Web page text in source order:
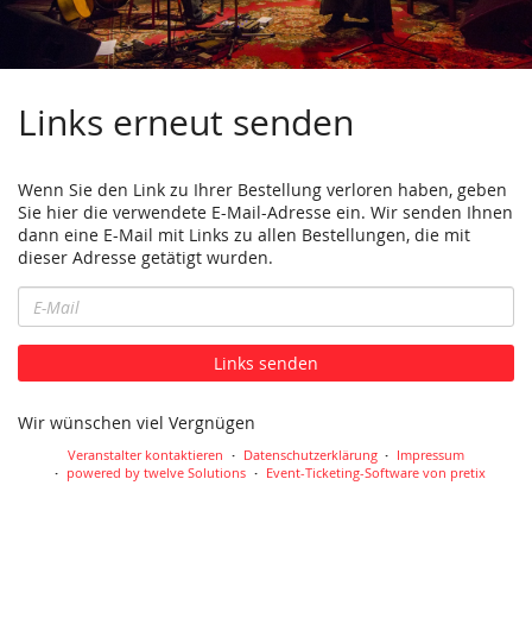
Links erneut senden
Wenn Sie den Link zu Ihrer Bestellung verloren haben, geben
Sie hier die verwendete E-Mail-Adresse ein. Wir senden Ihnen
dann eine E-Mail mit Links zu allen Bestellungen, die mit
dieser Adresse getätigt wurden.
Mail
Links senden
Wir wünschen viel Vergnügen
Veranstalter kontaktieren Datenschutzerklärung
Impressum
powered by twelve Solutions
Event-Ticketing-Software von pretix